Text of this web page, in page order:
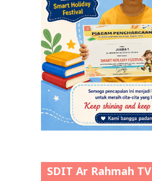
SDIT Ar Rahmah TV